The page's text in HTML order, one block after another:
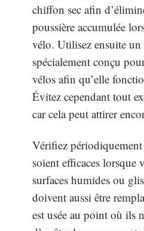
chiffon sec afin
poussière accumulée
vélo. Utilisez ensuite
spécialement conçu
vélos afin qu’elle
Évitez cependant tout
car cela peut attirer
Vérifiez
soient efficaces lorsque
surfaces humides ou
doivent aussi être
est usée au point où ils